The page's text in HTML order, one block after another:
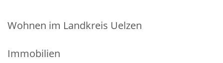
Wohnen im Landkreis Uelzen
Immobilien